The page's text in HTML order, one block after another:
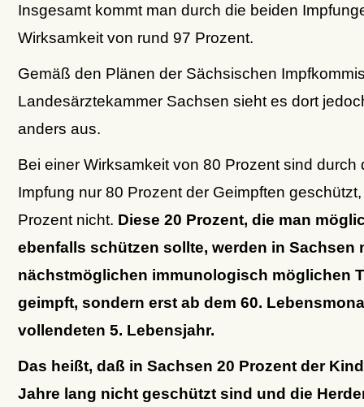
Insgesamt kommt man durch die beiden
Wirksamkeit von rund 97 Prozent.
Gemäß den Plänen der Sächsischen
Landesärztekammer Sachsen sieht es dort
anders aus.
Bei einer Wirksamkeit von 80 Prozent sind durch
Impfung nur 80 Prozent der Geimpften
Prozent nicht. Diese 20 Prozent, die man
ebenfalls schützen sollte, werden in Sachsen
nächstmöglichen immunologisch möglichen
geimpft, sondern erst ab dem 60.
vollendeten 5. Lebensjahr.
Das heißt, daß in Sachsen 20 Prozent der
Jahre lang nicht geschützt sind und die